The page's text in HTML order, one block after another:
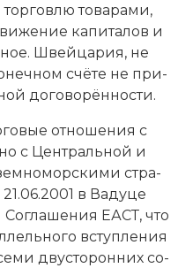
то­ва­ра­ми,
ка­пи­та­лов и
Швей­ца­рия, не
счё­те не при­
до­го­во­рён­но­сти.
от­но­ше­ния с
с Центральной и
стра­
в Ва­ду­це
ЕАСТ, что
всту­п­ле­ния
дву­сто­рон­них со­